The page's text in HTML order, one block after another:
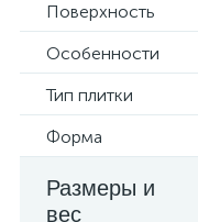
Поверхность
Особенности
Тип плитки
Форма
Размеры и
вес